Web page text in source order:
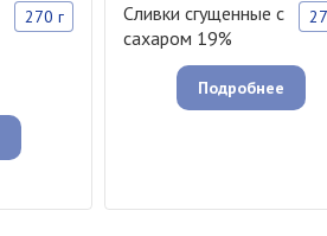
270 г
Сливки сгущенные с
сахаром 19%
Подробнее